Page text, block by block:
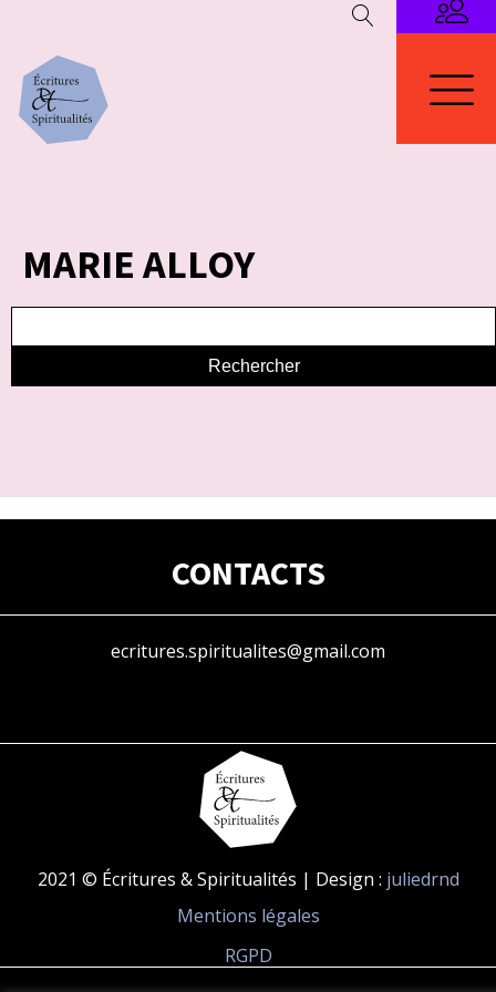
MARIE ALLOY
CONTACTS
ecritures.spiritualites@gmail.com
2021 © Écritures & Spiritualités | Design : juliedrnd
Mentions légales
RGPD